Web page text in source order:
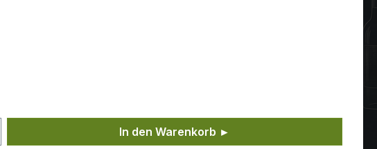
gewünschten Wert ein oder benutze die
In den Warenkorb ►